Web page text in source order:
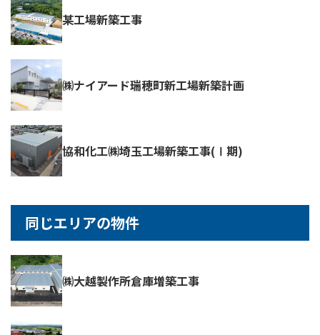
某工場新築工事
㈱ナイアード瑞穂町新工場新築計画
協和化工㈱埼玉工場新築工事(Ⅰ期)
同じエリアの物件
㈱大越製作所倉庫増築工事